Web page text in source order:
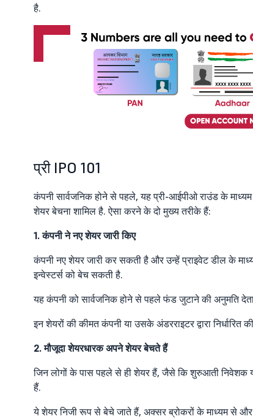
है.
प्री IPO 101
कंपनी सार्वजनिक होने से पहले, यह प्री-आईपीओ राउंड के
शेयर बेचना शामिल है. ऐसा करने के दो मुख्य तरीके हैं:
1. कंपनी ने नए शेयर जारी किए
कंपनी नए शेयर जारी कर सकती है और उन्हें प्राइवेट डील के
इन्वेस्टर्स को बेच सकती है.
यह कंपनी को सार्वजनिक होने से पहले फंड जुटाने की अनुमति
इन शेयरों की कीमत कंपनी या उसके अंडरराइटर द्वारा
2. मौजूदा शेयरधारक अपने शेयर बेचते हैं
जिन लोगों के पास पहले से ही शेयर हैं, जैसे कि शुरुआती निवेशक
हैं.
ये शेयर निजी रूप से बेचे जाते हैं, अक्सर ब्रोकरों के माध्यम से और